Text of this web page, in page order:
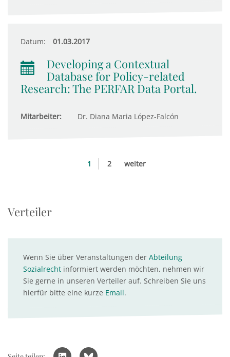
Datum: 01.03.2017
Developing a Contextual
Database for Policy-related
Research: The PERFAR Data Portal.
Mitarbeiter: Dr. Diana Maria López-Falcón
1 2 weiter
Verteiler
Wenn Sie über Veranstaltungen der Abteilung
Sozialrecht informiert werden möchten, nehmen wir
Sie gerne in unseren Verteiler auf. Schreiben Sie uns
hierfür bitte eine kurze Email.